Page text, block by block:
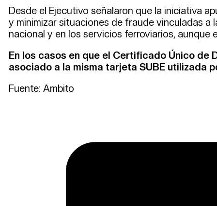
Desde el Ejecutivo señalaron que la iniciativa
y minimizar situaciones de fraude vinculadas
nacional y en los servicios ferroviarios, aunque
En los casos en que el Certificado Único
asociado a la misma tarjeta SUBE utilizada
Fuente: Ambito